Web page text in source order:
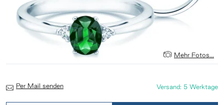
Mehr Fotos...
Versand: 5 Werktage
Per Mail senden